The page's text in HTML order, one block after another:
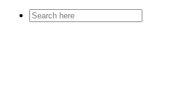
Search
for: